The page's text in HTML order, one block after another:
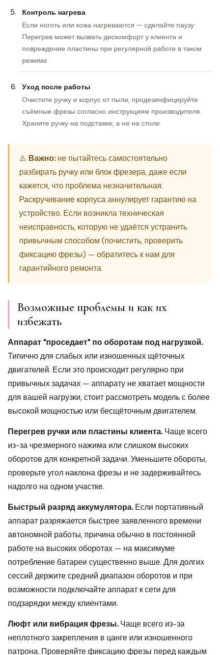
Контроль нагрева
Если ноготь или кожа нагреваются — сделайте паузу.
Перегрев может вызвать дискомфорт у клиента и
повреждение пластины при регулярной работе в таком
режиме.
Уход после работы
Очистите ручку и корпус от пыли, продезинфицируйте
съёмные фрезы согласно инструкциям производителя.
Храните ручку на подставке, а не на столе.
⚠️ Важно:не пытайтесь самостоятельно
разбирать ручку или блок фрезера, даже если
кажется, что проблема незначительная.
Раскручивание корпуса аннулирует гарантию на
устройство. Если возникла техническая
неисправность, которую не удаётся устранить
привычным способом (почистить, проверить
фиксацию фрезы) — обратитесь к нам для
гарантийного ремонта.
Возможные проблемы и как их
избежать
Аппарат "проседает" по оборотам под нагрузкой.
Типично для слабых или изношенных щёточных
двигателей. Если это происходит регулярно при
привычных задачах — аппарату не хватает мощности
для вашей нагрузки, стоит рассмотреть модель с более
высокой мощностью или бесщёточным двигателем.
Перегрев ручки или пластины клиента.Чаще всего
из-за чрезмерного нажима или слишком высоких
оборотов для конкретной задачи. Уменьшите обороты,
проверьте угол наклона фрезы и не задерживайтесь
надолго на одном участке.
Быстрый разряд аккумулятора.Если портативный
аппарат разряжается быстрее заявленного времени
автономной работы, причина обычно в постоянной
работе на высоких оборотах — на максимуме
потребление батареи существенно выше. Для долгих
сессий держите средний диапазон оборотов и при
возможности подключайте аппарат к сети для
подзарядки между клиентами.
Люфт или вибрация фрезы.Чаще всего из-за
неплотного закрепления в цанге или изношенного
патрона. Проверяйте фиксацию фрезы перед каждым